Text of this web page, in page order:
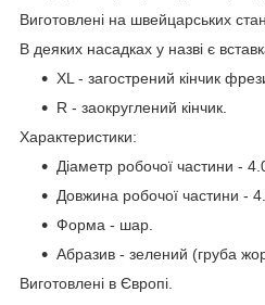
Виготовлені на швейцарських
В деяких насадках у назві є
XL - загострений кінчик
R - заокруглений кінчик.
Характеристики:
Діаметр робочої частини -
Довжина робочої частини -
Форма - шар.
Абразив - зелений (груба
Виготовлені в Європі.